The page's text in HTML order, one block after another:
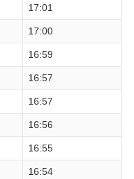
17:01
17:00
16:59
16:57
16:57
16:56
16:55
16:54